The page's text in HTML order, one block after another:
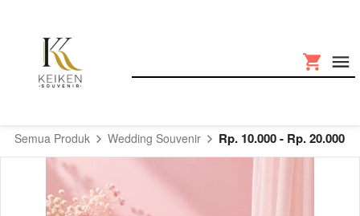
Semua Produk Wedding Souvenir Rp. 10.000 - Rp. 20.000